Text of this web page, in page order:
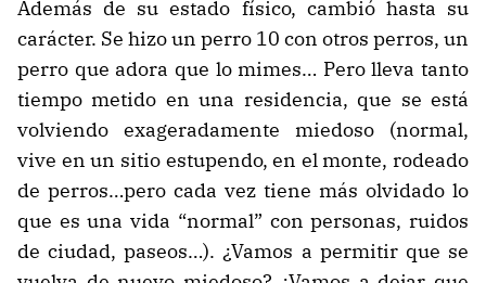
Además de su estado físico, cambió hasta su
carácter. Se hizo un perro 10 con otros perros, un
perro que adora que lo mimes… Pero lleva tanto
tiempo metido en una residencia, que se está
volviendo exageradamente miedoso (normal,
vive en un sitio estupendo, en el monte, rodeado
de perros…pero cada vez tiene más olvidado lo
que es una vida “normal” con personas, ruidos
de ciudad, paseos…). ¿Vamos a permitir que se